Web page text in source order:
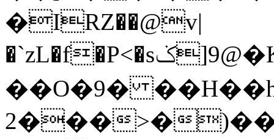
�IRZ��@v|
�`zL�f�P<�sݢ]9@�K"��c�E��bp����]���\ү�A����BG
��O�9�
2���>�